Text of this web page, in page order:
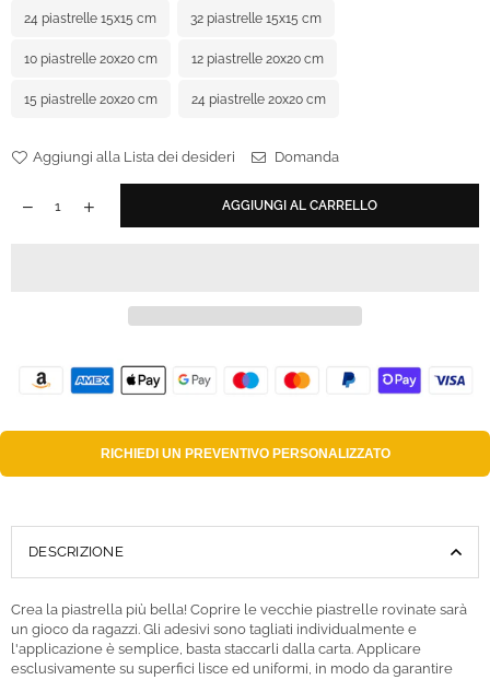
24 piastrelle 15x15 cm 32 piastrelle 15x15 cm
10 piastrelle 20x20 cm 12 piastrelle 20x20 cm
15 piastrelle 20x20 cm 24 piastrelle 20x20 cm
Aggiungi alla Lista dei desideri Domanda
AGGIUNGI AL CARRELLO
RICHIEDI UN PREVENTIVO PERSONALIZZATO
DESCRIZIONE
Crea la piastrella più bella! Coprire le vecchie piastrelle rovinate sarà
un gioco da ragazzi. Gli adesivi sono tagliati individualmente e
l'applicazione è semplice, basta staccarli dalla carta. Applicare
esclusivamente su superfici lisce ed uniformi, in modo da garantire